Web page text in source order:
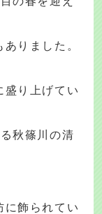
りました。
盛り上げてい
秋篠川の清
に飾られてい